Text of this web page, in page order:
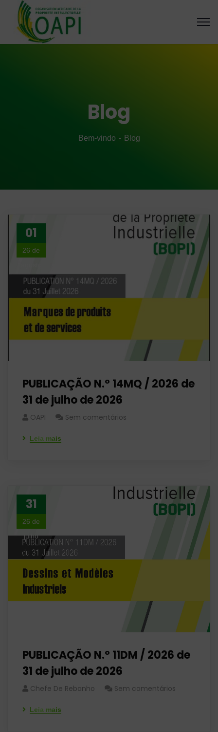
Blog
Bem-vindo Blog
01
26 de
PUBLICAÇÃO N.º 14MQ / 2026 de
31 de julho de 2026
OAPI Sem comentários
Leia mais
31
26 de
julho
PUBLICAÇÃO N.º 11DM / 2026 de
31 de julho de 2026
Chefe De Rebanho Sem comentários
Leia mais